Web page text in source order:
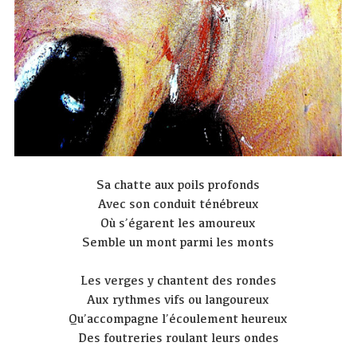
Sa chatte aux poils profonds
Avec son conduit ténébreux
Où s’égarent les amoureux
Semble un mont parmi les monts
Les verges y chantent des rondes
Aux rythmes vifs ou langoureux
Qu’accompagne l’écoulement heureux
Des foutreries roulant leurs ondes